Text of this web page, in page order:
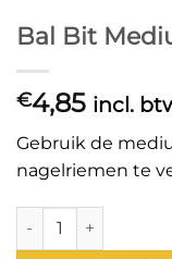
Bal Bit
€4,85 incl.
Gebruik de
nagelriemen te
Bal Bit Medium